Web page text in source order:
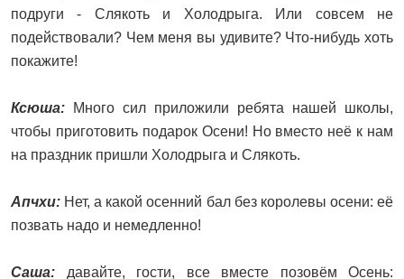
подруги - Слякоть и Холодрыга. Или совсем не
подействовали? Чем меня вы удивите? Что-нибудь хоть
покажите!
Ксюша: Много сил приложили ребята нашей школы,
чтобы приготовить подарок Осени! Но вместо неё к нам
на праздник пришли Холодрыга и Слякоть.
Апчхи: Нет, а какой осенний бал без королевы осени: её
позвать надо и немедленно!
Саша: давайте, гости, все вместе позовём Осень: